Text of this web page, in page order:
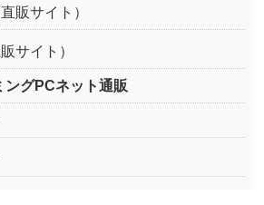
販サイト）
サイト）
ングPCネット通販